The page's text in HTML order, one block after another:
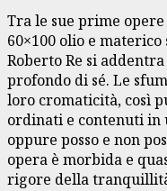
Tra le sue prime
60×100 olio e
Roberto Re si
profondo di sé. Le
loro cromaticità, così
ordinati e contenuti in
oppure posso e non
opera è morbida e
rigore della